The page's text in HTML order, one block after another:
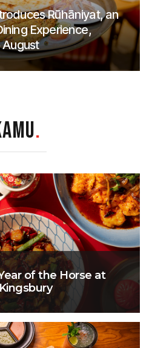
Rūhāniyat, an
Experience,
.
of the Horse at